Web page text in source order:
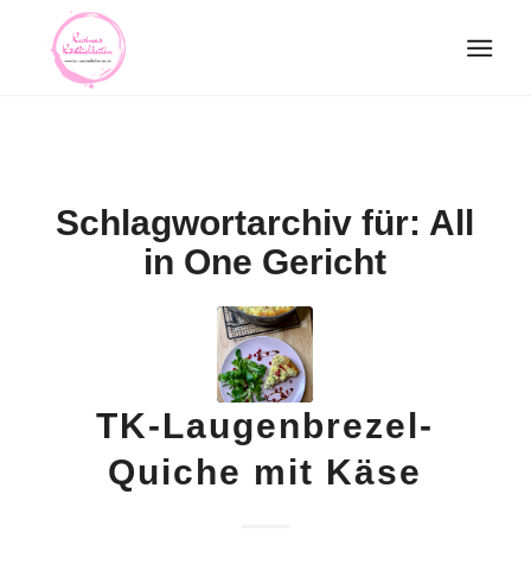
Schlagwortarchiv für: All
in One Gericht
TK-Laugenbrezel-
Quiche mit Käse